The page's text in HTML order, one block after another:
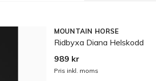
MOUNTAIN HORSE
Ridbyxa Diana Helskodd
989 kr
Pris inkl. moms